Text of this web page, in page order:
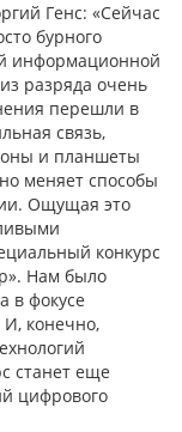
Генс: «Cейчас
бурного
информационной
разряда очень
перешли в
связь,
и планшеты
меняет способы
Ощущая это
конкурс
Нам было
в фокусе
И, конечно,
станет еще
цифрового